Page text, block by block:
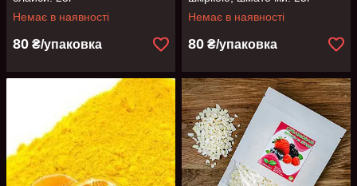
Немає в наявності
80 ₴/упаковка
Немає в наявності
80 ₴/упаковка